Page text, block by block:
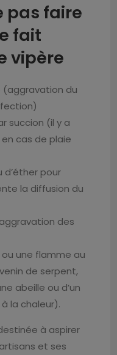
pas faire
fait
vipère
(aggravation du
succion (il y a
cas de plaie
d’éther pour
la diffusion du
des
une flamme au
de serpent,
abeille ou d’un
la chaleur).
à aspirer
et ses